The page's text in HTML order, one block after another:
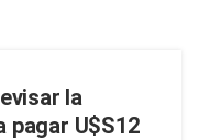
la
pagar U$S12